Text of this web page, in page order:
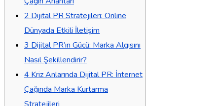
2 Dijital PR Stratejileri: Online
Dünyada Etkili İletişim
3 Dijital PR’ın Gücü: Marka Algısını
Nasıl Şekillendirir?
4 Kriz Anlarında Dijital PR: İnternet
Çağında Marka Kurtarma